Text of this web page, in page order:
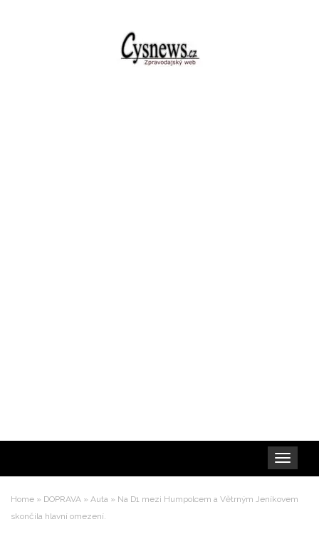
Toggle
navigation
Home » DOPRAVA » Auta » Na D1 mezi Humpolcem a Větrným Jeníkovem
skončila hlavní omezení.